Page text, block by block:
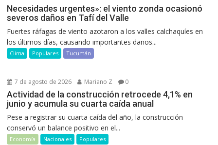
Necesidades urgentes»: el viento zonda ocasionó
severos daños en Tafí del Valle
Fuertes ráfagas de viento azotaron a los valles calchaquíes en
los últimos días, causando importantes daños...
Clima Populares Tucumán
7 de agosto de 2026 Mariano Z 0
Actividad de la construcción retrocede 4,1% en
junio y acumula su cuarta caída anual
Pese a registrar su cuarta caída del año, la construcción
conservó un balance positivo en el...
Economía Nacionales Populares